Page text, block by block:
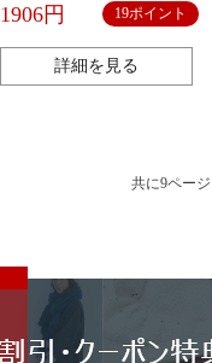
ップ装飾品
1906円 19ポイント
詳細を見る
共に9ページ